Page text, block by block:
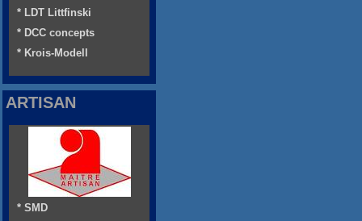
* LDT Littfinski
* DCC concepts
* Krois-Modell
ARTISAN
* SMD